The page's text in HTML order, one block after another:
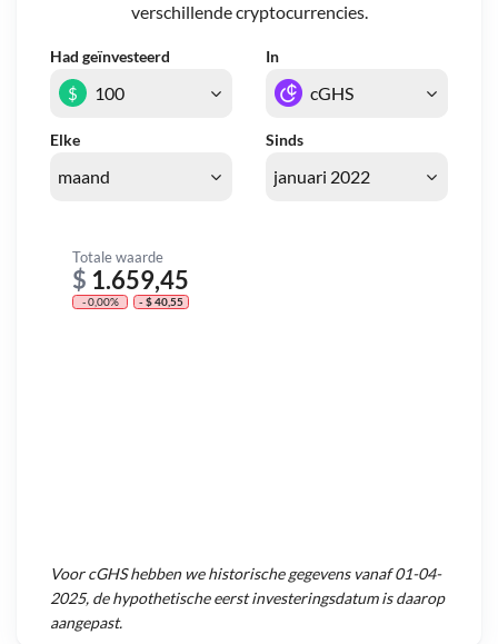
verschillende cryptocurrencies.
Had geïnvesteerd In
Elke Sinds
$
Totale waarde
$ 1.659,45
- 0,00% - $ 40,55
VoorcGHShebben we historische gegevens vanaf01-04-
2025, de hypothetische eerst investeringsdatum is daarop
aangepast.